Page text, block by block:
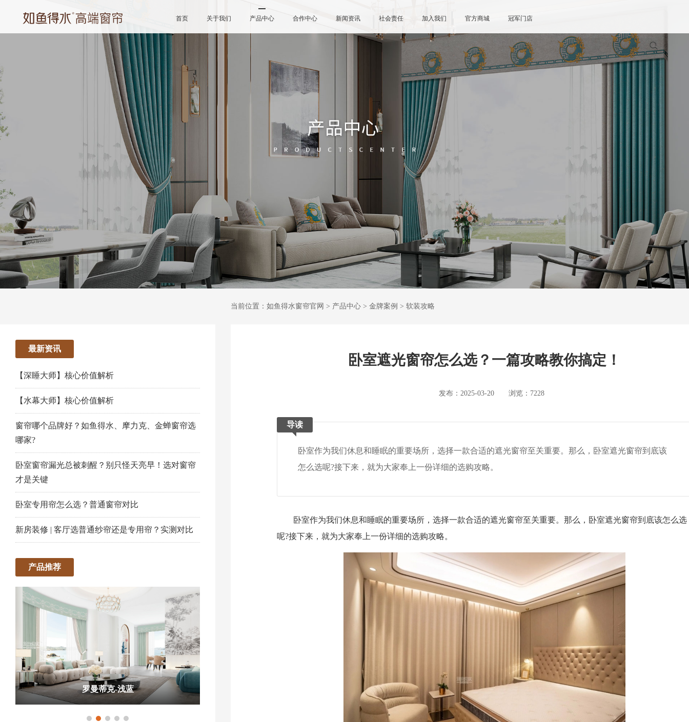
首页 关于我们 产品中心 合作中心 新闻资讯 社会责任 加入我们 官方商城 冠军门店
最新资讯
【深睡大师】核心价值解析
【水幕大师】核心价值解析
窗帘哪个品牌好？如鱼得水、摩力克、金蝉窗帘选
哪家?
卧室窗帘漏光总被刺醒？别只怪天亮早！选对窗帘
才是关键
卧室专用帘怎么选？普通窗帘对比
新房装修 | 客厅选普通纱帘还是专用帘？实测对比
产品推荐
罗曼蒂克-浅蓝
当前位置： 如鱼得水窗帘官网 > 产品中心 > 金牌案例 > 软装攻略
卧室遮光窗帘怎么选？一篇攻略教你搞定！
发布：2025-03-20 浏览：7228
导读
卧室作为我们休息和睡眠的重要场所，选择一款合适的遮光窗帘至关重要。那么，卧室遮光窗帘到底该
怎么选呢?接下来，就为大家奉上一份详细的选购攻略。
卧室作为我们休息和睡眠的重要场所，选择一款合适的遮光窗帘至关重要。那么，卧室遮光窗帘到底该怎么选
呢?接下来，就为大家奉上一份详细的选购攻略。